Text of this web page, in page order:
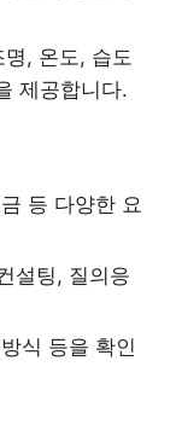
명, 온도, 습도
제공합니다.
등 다양한 요
설팅, 질의응
식 등을 확인